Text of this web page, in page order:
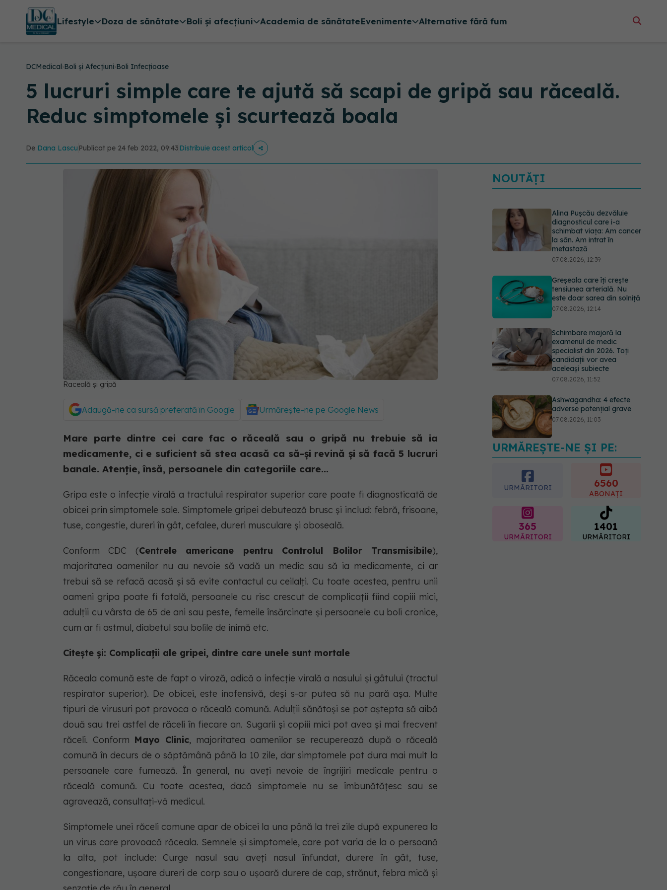
Lifestyle Doza de sănătate Boli și afecțiuni Academia de sănătateEvenimente Alternative fără fum
DCMedical›Boli și Afecțiuni›Boli Infecțioase
5 lucruri simple care te ajută să scapi de gripă sau răceală.
Reduc simptomele și scurtează boala
De Dana Lascu Publicat pe 24 feb 2022, 09:43Distribuie acest articol
Raceală și gripă
Adaugă-ne ca sursă preferată în Google Urmărește-ne pe Google News
Mare parte dintre cei care fac o răceală sau o gripă nu trebuie să ia
medicamente, ci e suficient să stea acasă ca să-și revină și să facă 5 lucruri
banale. Atenție, însă, persoanele din categoriile care...
Gripa este o infecție virală a tractului respirator superior care poate fi diagnosticată de
obicei prin simptomele sale. Simptomele gripei debutează brusc și includ: febră, frisoane,
tuse, congestie, dureri în gât, cefalee, dureri musculare și oboseală.
Conform CDC (Centrele americane pentru Controlul Bolilor Transmisibile),
majoritatea oamenilor nu au nevoie să vadă un medic sau să ia medicamente, ci ar
trebui să se refacă acasă și să evite contactul cu ceilalți. Cu toate acestea, pentru unii
oameni gripa poate fi fatală, persoanele cu risc crescut de complicații fiind copiii mici,
adulții cu vârsta de 65 de ani sau peste, femeile însărcinate și persoanele cu boli cronice,
cum ar fi astmul, diabetul sau bolile de inimă etc.
Citește și: Complicații ale gripei, dintre care unele sunt mortale
Răceala comună este de fapt o viroză, adică o infecție virală a nasului și gâtului (tractul
respirator superior). De obicei, este inofensivă, deși s-ar putea să nu pară așa. Multe
tipuri de virusuri pot provoca o răceală comună. Adulții sănătoși se pot aștepta să aibă
două sau trei astfel de răceli în fiecare an. Sugarii și copiii mici pot avea și mai frecvent
răceli. Conform Mayo Clinic, majoritatea oamenilor se recuperează după o răceală
comună în decurs de o săptămână până la 10 zile, dar simptomele pot dura mai mult la
persoanele care fumează. În general, nu aveți nevoie de îngrijiri medicale pentru o
răceală comună. Cu toate acestea, dacă simptomele nu se îmbunătățesc sau se
agravează, consultați-vă medicul.
Simptomele unei răceli comune apar de obicei la una până la trei zile după expunerea la
un virus care provoacă răceala. Semnele și simptomele, care pot varia de la o persoană
la alta, pot include: Curge nasul sau aveți nasul înfundat, durere în gât, tuse,
congestionare, ușoare dureri de corp sau o ușoară durere de cap, strănut, febra mică și
NOUTĂȚI
Alina Pușcău dezvăluie
diagnosticul care i-a
schimbat viața: Am cancer
la sân. Am intrat în
metastază
07.08.2026, 12:39
Greșeala care îți crește
tensiunea arterială. Nu
este doar sarea din solniță
07.08.2026, 12:14
Schimbare majoră la
examenul de medic
specialist din 2026. Toți
candidații vor avea
aceleași subiecte
07.08.2026, 11:52
Ashwagandha: 4 efecte
adverse potențial grave
07.08.2026, 11:03
Ți-ai mărit buzele? Cele 4
greșeli care pot strica
rezultatul după injectarea
cu acid hialuronic
07.08.2026, 13:54
URMĂREȘTE-NE ȘI PE:
URMĂRITORI 6560
ABONAȚI
365
URMĂRITORI
1401
URMĂRITORI